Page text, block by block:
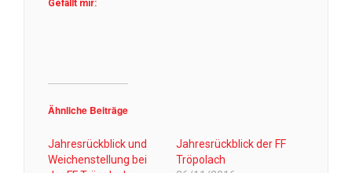
Gefällt mir:
Ähnliche Beiträge
Jahresrückblick und
Weichenstellung bei
Jahresrückblick der FF
Tröpolach